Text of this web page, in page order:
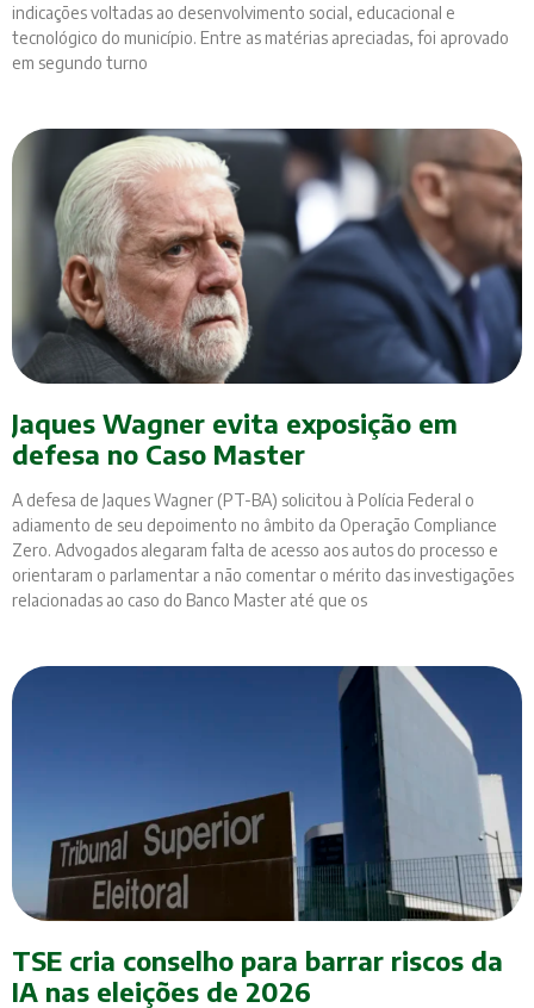
indicações voltadas ao desenvolvimento social, educacional e
tecnológico do município. Entre as matérias apreciadas, foi aprovado
em segundo turno
Jaques Wagner evita exposição em
defesa no Caso Master
A defesa de Jaques Wagner (PT-BA) solicitou à Polícia Federal o
adiamento de seu depoimento no âmbito da Operação Compliance
Zero. Advogados alegaram falta de acesso aos autos do processo e
orientaram o parlamentar a não comentar o mérito das investigações
relacionadas ao caso do Banco Master até que os
TSE cria conselho para barrar riscos da
IA nas eleições de 2026